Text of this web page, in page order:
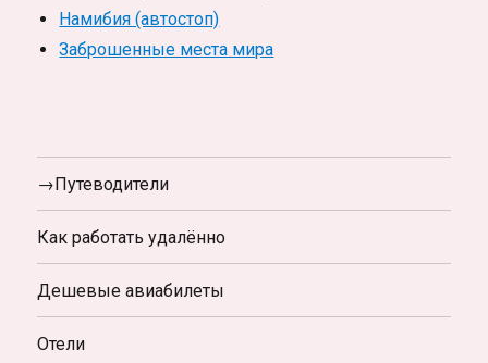
Намибия (автостоп)
Заброшенные места мира
→Путеводители
Как работать удалённо
Дешевые авиабилеты
Отели